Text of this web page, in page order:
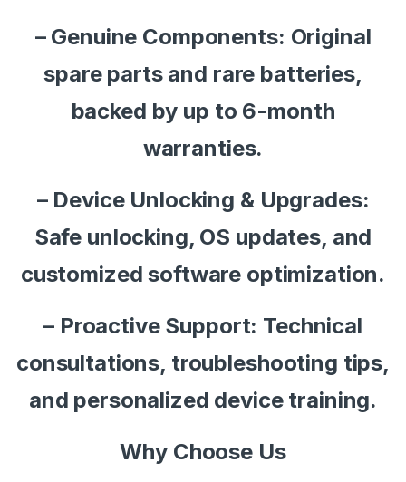
– Genuine Components: Original
spare parts and rare batteries,
backed by up to 6-month
warranties.
– Device Unlocking & Upgrades:
Safe unlocking, OS updates, and
customized software optimization.
– Proactive Support: Technical
consultations, troubleshooting tips,
and personalized device training.
Why Choose Us